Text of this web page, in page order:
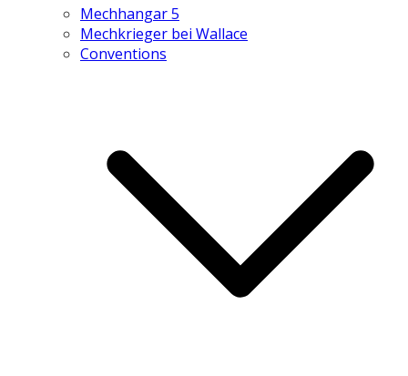
Mechhangar 5
Mechkrieger bei Wallace
Conventions